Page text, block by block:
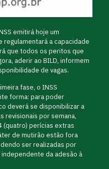
emitirá hoje um
a capacidade
que todos os peritos que
aderir ao BILD, informem
de vagas.
fase, o INSS
forma: para poder
deverá se disponibilizar a
revisionais por semana,
(quatro) perícias extras
de mutirão estão fora
ser realizadas por
da adesão à